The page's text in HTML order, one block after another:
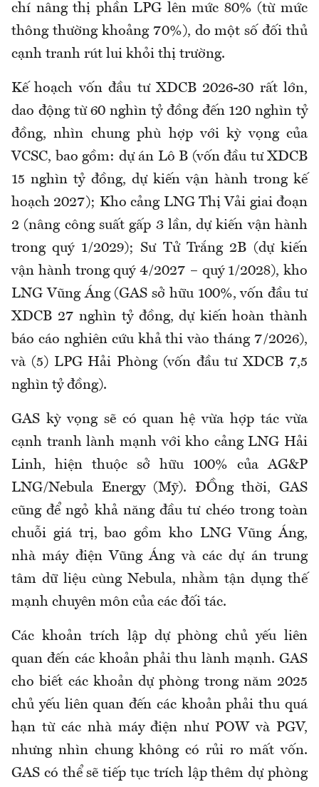
chí nâng thị phần LPG lên mức 80% (từ mức
thông thường khoảng 70%), do một số đối thủ
cạnh tranh rút lui khỏi thị trường.
Kế hoạch vốn đầu tư XDCB 2026-30 rất lớn,
dao động từ 60 nghìn tỷ đồng đến 120 nghìn tỷ
đồng, nhìn chung phù hợp với kỳ vọng của
VCSC, bao gồm: dự án Lô B (vốn đầu tư XDCB
15 nghìn tỷ đồng, dự kiến vận hành trong kế
hoạch 2027); Kho cảng LNG Thị Vải giai đoạn
2 (nâng công suất gấp 3 lần, dự kiến vận hành
trong quý 1/2029); Sư Tử Trắng 2B (dự kiến
vận hành trong quý 4/2027 – quý 1/2028), kho
LNG Vũng Áng (GAS sở hữu 100%, vốn đầu tư
XDCB 27 nghìn tỷ đồng, dự kiến hoàn thành
báo cáo nghiên cứu khả thi vào tháng 7/2026),
và (5) LPG Hải Phòng (vốn đầu tư XDCB 7,5
nghìn tỷ đồng).
GAS kỳ vọng sẽ có quan hệ vừa hợp tác vừa
cạnh tranh lành mạnh với kho cảng LNG Hải
Linh, hiện thuộc sở hữu 100% của AG&P
LNG/Nebula Energy (Mỹ). ĐỒng thời, GAS
cũng để ngỏ khả năng đầu tư chéo trong toàn
chuỗi giá trị, bao gồm kho LNG Vũng Áng,
nhà máy điện Vũng Áng và các dự án trung
tâm dữ liệu cùng Nebula, nhằm tận dụng thế
mạnh chuyên môn của các đối tác.
Các khoản trích lập dự phòng chủ yếu liên
quan đến các khoản phải thu lành mạnh. GAS
cho biết các khoản dự phòng trong năm 2025
chủ yếu liên quan đến các khoản phải thu quá
hạn từ các nhà máy điện như POW và PGV,
nhưng nhìn chung không có rủi ro mất vốn.
GAS có thể sẽ tiếp tục trích lập thêm dự phòng